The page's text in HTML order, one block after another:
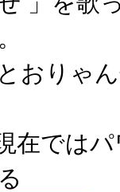
おりゃ
在ではパ